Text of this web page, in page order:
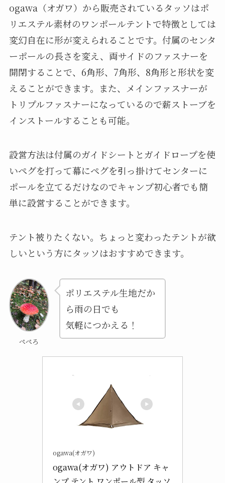
ogawa（オガワ）から販売されているタッソはポ
リエステル素材のワンポールテントで特徴としては
変幻自在に形が変えられることです。付属のセンタ
ーポールの長さを変え、両サイドのファスナーを
開閉することで、6角形、7角形、8角形と形状を変
えることができます。また、メインファスナーが
トリプルファスナーになっているので薪ストーブを
インストールすることも可能。
設営方法は付属のガイドシートとガイドロープを使
いペグを打って幕にペグを引っ掛けてセンターに
ポールを立てるだけなのでキャンプ初心者でも簡
単に設営することができます。
テント被りたくない。ちょっと変わったテントが欲
しいという方にタッソはおすすめできます。
ぺぺろ
ポリエステル生地だか
ら雨の日でも
気軽につかえる！
ogawa(オガワ)
ogawa(オガワ) アウトドア キャ